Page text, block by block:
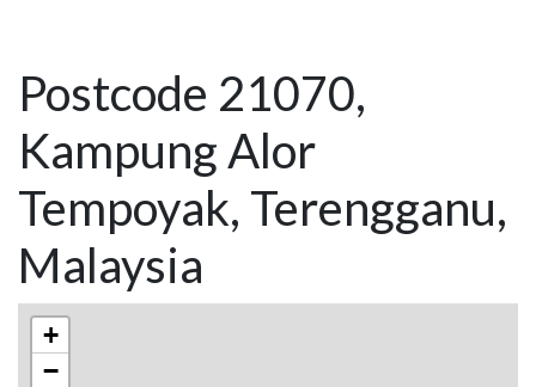
Postcode 21070,
Kampung Alor
Tempoyak, Terengganu,
Malaysia
+
−